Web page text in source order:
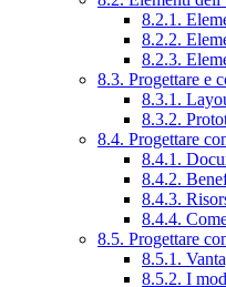
8.2.1.
8.2.2.
8.2.3.
8.3. Progettare e
8.3.1.
8.3.2.
8.4. Progettare
8.4.1.
8.4.2.
8.4.3.
8.4.4.
8.5. Progettare
8.5.1.
8.5.2. I